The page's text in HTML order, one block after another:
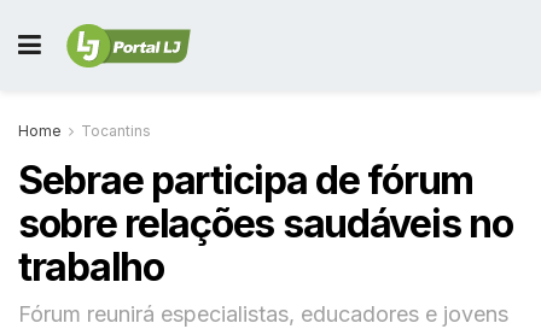
Home Tocantins
Sebrae participa de fórum
sobre relações saudáveis no
trabalho
Fórum reunirá especialistas, educadores e jovens